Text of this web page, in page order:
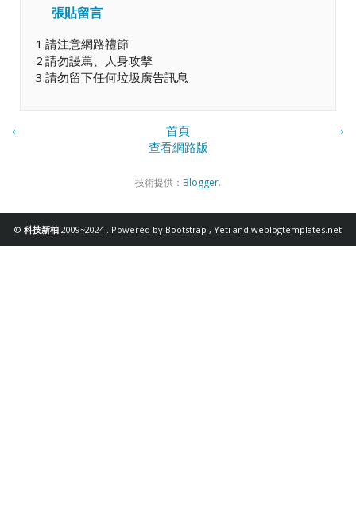
張貼留言
1.請注意網路禮節
2.請勿謾罵、人身攻擊
3.請勿留下任何垃圾廣告訊息
‹ ›
首頁
查看網路版
技術提供： Blogger.
© 科技新柚 2009~2024 . Powered by Bootstrap , Yeti and weblogtemplates.net